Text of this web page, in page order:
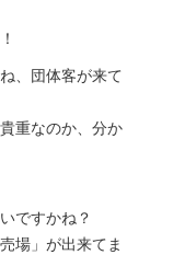
、団体客が来て
重なのか、分か
ですかね？
場」が出来てま